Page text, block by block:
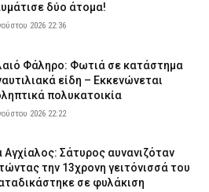
δύο άτομα!
2026 22:36
Φάληρο: Φωτιά σε κατάστημα
είδη – Εκκενώνεται
πολυκατοικία
2026 22:22
Αγχίαλος: Σάτυρος αυνανιζόταν
την 13χρονη γειτόνισσά του
σε φυλάκιση